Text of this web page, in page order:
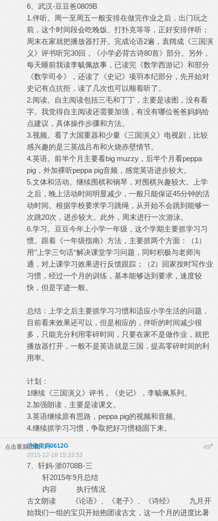
6、武汉-豆豆爸0809B
1.伴听。周一至周五一般安排在做完作业之后，出门玩之
前，这个时间段会吃晚饭、打扑克等等，正好安排伴听；
周末在家就把播放器打开。完成论语2遍，袁阔成《三国演
义》评书听完30回，《小学必背古诗80首》部分。另外，
每天睡前我读李毓佩故事，已读完《数学西游记》和部分
《数学司令》，还读了《史记》项羽本纪部分，先开始对
史记有点抗拒，读了几次也可以顺着听了。
2.阅读。自主阅读包括三毛和丁丁，主要是读图，没有看
字。我觉得自主阅读还需要加强，有没有哪位爸爸妈妈给
点建议，具体操作步骤和方法。
3.视频。看了大国重器和少量《三国演义》电视剧，比较
感兴趣的是三英战吕布和火烧赤壁情节。
4.英语。前半个月主要看big muzzy，后半个月看peppa
pig，外加裸听peppa pig音频，感觉英语进步较大。
5.文体和活动。继续围棋和钢琴，对围棋兴趣较大。上学
之后，晚上活动时间明显减少，一般只能保证45分钟的活
动时间。根据学校要求学习跳绳，从开始不会跳到能够一
次跳20次，进步较大。此外，周末进行一次游泳。
6.学习。豆豆今年上小学一年级，这个学期主要抓学习习
惯。跟着《一年级指南》方法，主要抓两个方面：（1）
用‘’上学三句话‘’解决课堂学习问题，同时积极与老师沟
通，对上课学习效果进行反馈跟踪；（2）回家按时写作业
习惯，经过一个月的训练，基本能够达到要求，速度较
快，但是字迹一般。
总结：上学之后主要抓学习习惯和适应小学生活的问题，
目前看来效果还可以，但是相应的，伴听的时间减少很
多，只能充分利用零碎时间，只要在家不是做作业，就把
播放器打开，一般不是英语就是三国，提高零碎时间的利
用率。
计划：
1继续《三国演义》评书，《史记》，李毓佩系列。
2.加强朗读，主要是读课文。
3.英语继续原有思路，peppa pig的视频和音频。
4.继续抓学习习惯，争取把好习惯稳固下来。
点击重新加载 49#
沪依依妈0612G
2015-12-18 15:33:53
7、轩妈-浙0708B-三
轩2015年9月总结
内容 执行情况
古文朗读 《论语》、《老子》、《诗经》 九月开
始我们一组的宝贝开始抱团读古文，这一个月的进度比暑